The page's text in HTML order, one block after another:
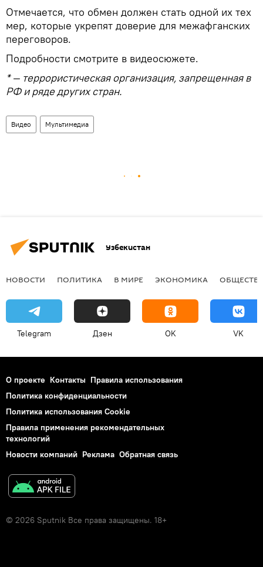
Отмечается, что обмен должен стать одной их тех
мер, которые укрепят доверие для межафганских
переговоров.
Подробности смотрите в видеосюжете.
* — террористическая организация, запрещенная в
РФ и ряде других стран.
Видео Мультимедиа
Узбекистан
НОВОСТИ ПОЛИТИКА В МИРЕ ЭКОНОМИКА
Telegram Дзен OK VK
О проекте Контакты Правила использования
Политика конфиденциальности
Политика использования Cookie
Правила применения рекомендательных
технологий
Новости компаний Реклама Обратная связь
© 2026 Sputnik Все права защищены. 18+